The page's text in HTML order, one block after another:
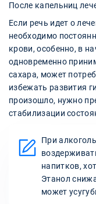
После капельниц
Если речь идет о
необходимо
крови, особенно, в
одновременно
сахара, может
избежать развития
произошло, нужно
стабилизации
При
напитков,
Этанол
может